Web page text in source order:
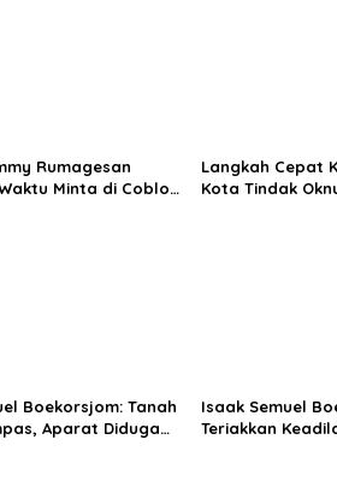
Rumagesan
Minta di Coblos
Langkah Cepat
Kota Tindak
Boekorsjom: Tanah
Aparat Diduga
Isaak Semuel
Teriakkan